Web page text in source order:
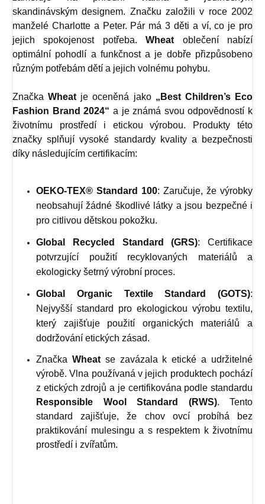
skandinávským designem. Značku založili v roce 2002
manželé Charlotte a Peter. Pár má 3 děti a ví, co je pro
jejich spokojenost potřeba.Wheat oblečení nabízí
optimální pohodlí a funkčnost a je dobře přizpůsobeno
různým potřebám dětí a jejich volnému pohybu.
ZnačkaWheat je oceněná jako „Best Children’s Eco
Fashion Brand 2024“ a je známá svou odpovědností k
životnímu prostředí i etickou výrobou. Produkty této
značky splňují vysoké standardy kvality a bezpečnosti
díky následujícím certifikacím:
OEKO-TEX® Standard 100: Zaručuje, že výrobky
neobsahují žádné škodlivé látky a jsou bezpečné i
pro citlivou dětskou pokožku.
Global Recycled Standard (GRS): Certifikace
potvrzující použití recyklovaných materiálů a
ekologicky šetrný výrobní proces.
Global Organic Textile Standard (GOTS):
Nejvyšší standard pro ekologickou výrobu textilu,
který zajišťuje použití organických materiálů a
dodržování etických zásad.
Značka Wheatse zavázala k etické a udržitelné
výrobě. Vlna používaná v jejich produktech pochází
z etických zdrojů a je certifikována podle standardu
Responsible Wool Standard (RWS). Tento
standard zajišťuje, že chov ovcí probíhá bez
praktikování mulesingu a s respektem k životnímu
prostředí i zvířatům.